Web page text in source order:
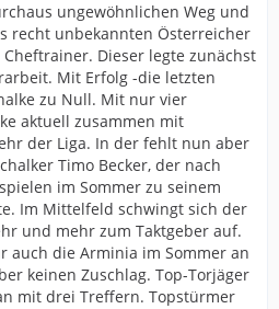
ungewöhnlichen Weg und
recht unbekannten Österreicher
Dieser legte zunächst
Mit Erfolg -die letzten
zu Null. Mit nur vier
aktuell zusammen mit
der Liga. In der fehlt nun aber
Timo Becker, der nach
im Sommer zu seinem
Im Mittelfeld schwingt sich der
und mehr zum Taktgeber auf.
auch die Arminia im Sommer an
keinen Zuschlag. Top-Torjäger
mit drei Treffern. Topstürmer